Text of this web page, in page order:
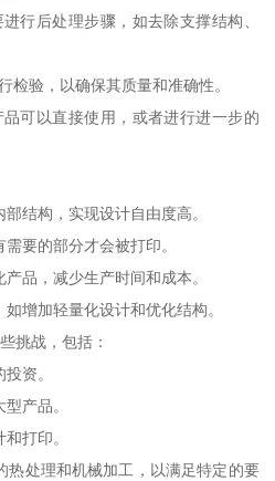
行后处理步骤，如去除支撑结构、
检验，以确保其质量和准确性。
可以直接使用，或者进行进一步的
结构，实现设计自由度高。
要的部分才会被打印。
品，减少生产时间和成本。
增加轻量化设计和优化结构。
挑战，包括：
资。
产品。
打印。
热处理和机械加工，以满足特定的要